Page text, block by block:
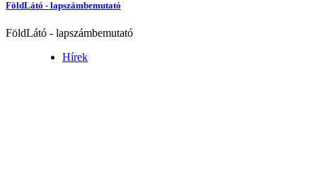
FöldLátó - lapszámbemutató
FöldLátó - lapszámbemutató
Hírek